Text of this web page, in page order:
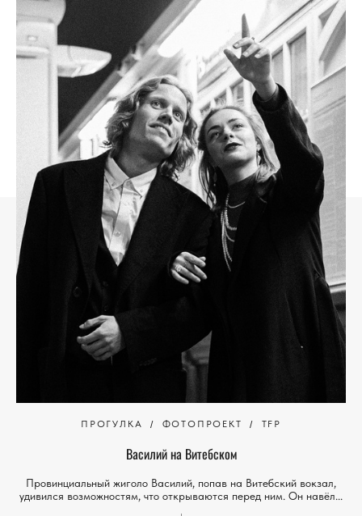
ПРОГУЛКА ФОТОПРОЕКТ TFP
Василий на Витебском
Провинциальный жиголо Василий, попав на Витебский вокзал,
удивился возможностям, что открываются перед ним. Он навёл...